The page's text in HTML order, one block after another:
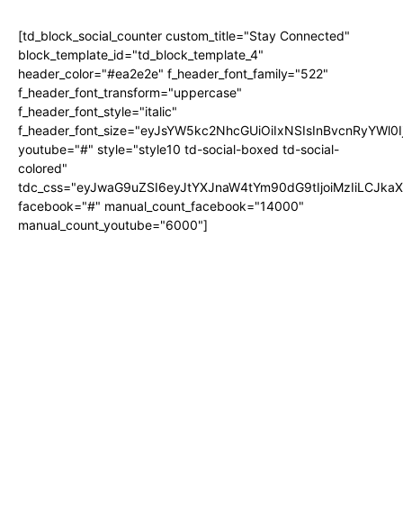
[td_block_social_counter custom_title="Stay Connected"
block_template_id="td_block_template_4"
header_color="#ea2e2e" f_header_font_family="522"
f_header_font_transform="uppercase"
f_header_font_style="italic"
youtube="#" style="style10 td-social-boxed td-social-
colored"
facebook="#" manual_count_facebook="14000"
manual_count_youtube="6000"]